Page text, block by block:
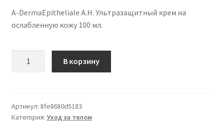
A-DermaEpitheliale A.H. Ультразащитный крем на
ослабленную кожу 100 мл.
A.H.
Ultra
В корзину
Артикул: 8fe8680d5183
Категория: Уход за телом